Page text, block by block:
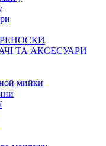
ТА АКСЕСУАРИ
мийки